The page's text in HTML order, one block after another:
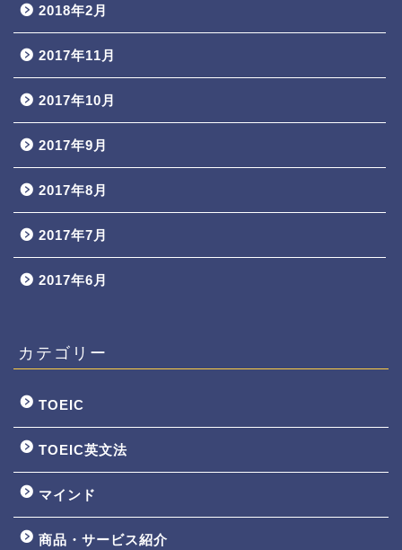
2018年2月
2017年11月
2017年10月
2017年9月
2017年8月
2017年7月
2017年6月
カテゴリー
TOEIC
TOEIC英文法
マインド
商品・サービス紹介